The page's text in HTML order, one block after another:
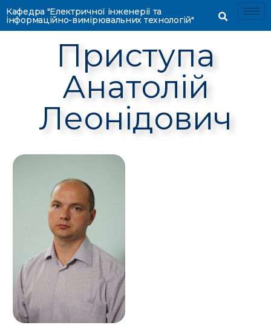
Кафедра "Електричної інженерії та
інформаційно-вимірювальних технологій"
Приступа
Анатолій
Леонідович